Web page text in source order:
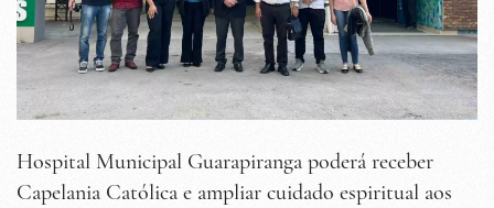
Hospital Municipal Guarapiranga poderá receber
Capelania Católica e ampliar cuidado espiritual aos